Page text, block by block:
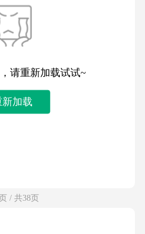
请重新加载试试~
新加载
/ 共38页